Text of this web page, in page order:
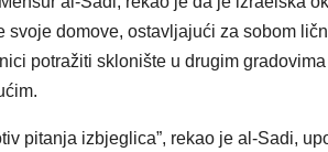
svoje domove, ostavljajući za sobom
potražiti sklonište u drugim
pitanja izbjeglica”, rekao je al-Sadi,